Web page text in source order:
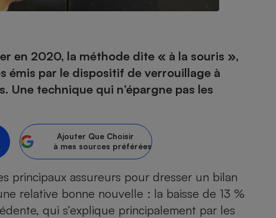
en 2020, la méthode dite « à la souris »,
émis par le dispositif de verrouillage à
Une technique qui n’épargne pas les
Ajouter Que Choisir
à mes sources préférées
principaux assureurs pour dresser un bilan
relative bonne nouvelle : la baisse de 13 %
qui s’explique principalement par les
Foie gras
- Comment choisir une
Assurance vie
en ligne
- Ustensile
Lave-vaisselle
Ordinateur portable
Poêle à granulés
Aide auditive
Crème solaire